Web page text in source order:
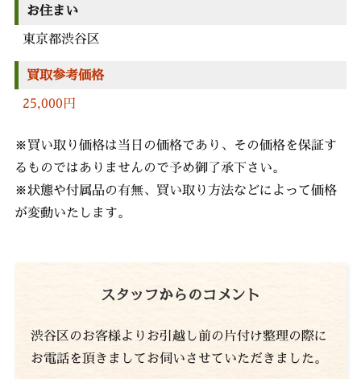
お住まい
東京都渋谷区
買取参考価格
25,000円
※買い取り価格は当日の価格であり、その価格を保証す
るものではありませんので予め御了承下さい。
※状態や付属品の有無、買い取り方法などによって価格
が変動いたします。
スタッフからのコメント
渋谷区のお客様よりお引越し前の片付け整理の際に
お電話を頂きましてお伺いさせていただきました。